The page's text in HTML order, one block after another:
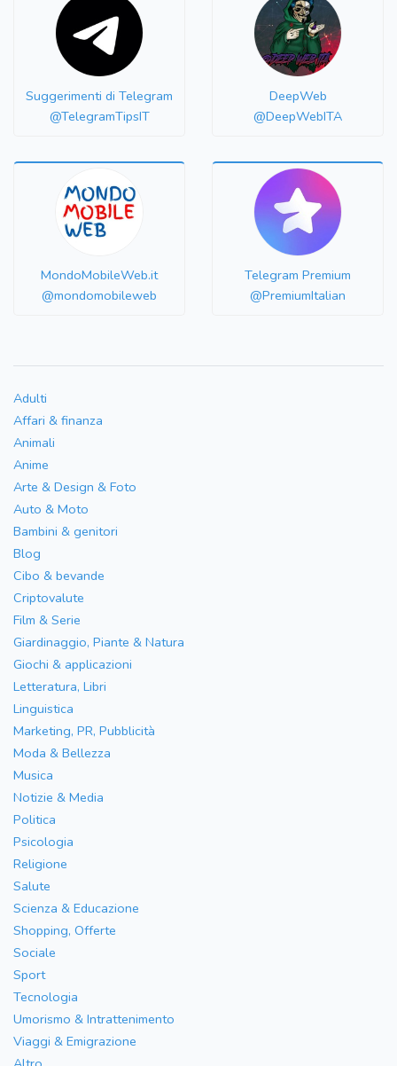
Suggerimenti di Telegram
@TelegramTipsIT
DeepWeb
@DeepWebITA
MondoMobileWeb.it
@mondomobileweb
Telegram Premium
@PremiumItalian
Adulti
Affari & finanza
Animali
Anime
Arte & Design & Foto
Auto & Moto
Bambini & genitori
Blog
Cibo & bevande
Criptovalute
Film & Serie
Giardinaggio, Piante & Natura
Giochi & applicazioni
Letteratura, Libri
Linguistica
Marketing, PR, Pubblicità
Moda & Bellezza
Musica
Notizie & Media
Politica
Psicologia
Religione
Salute
Scienza & Educazione
Shopping, Offerte
Sociale
Sport
Tecnologia
Umorismo & Intrattenimento
Viaggi & Emigrazione